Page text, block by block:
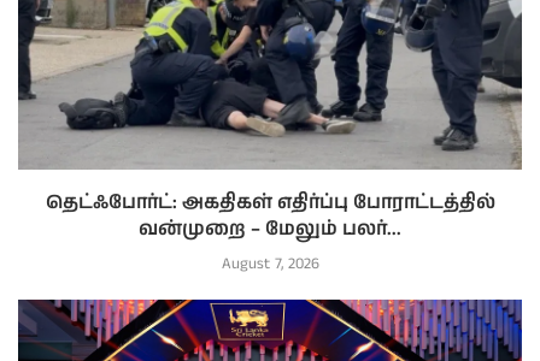
தெட்ஃபோர்ட்: அகதிகள் எதிர்ப்பு போராட்டத்தில்
வன்முறை – மேலும் பலர்...
August 7, 2026